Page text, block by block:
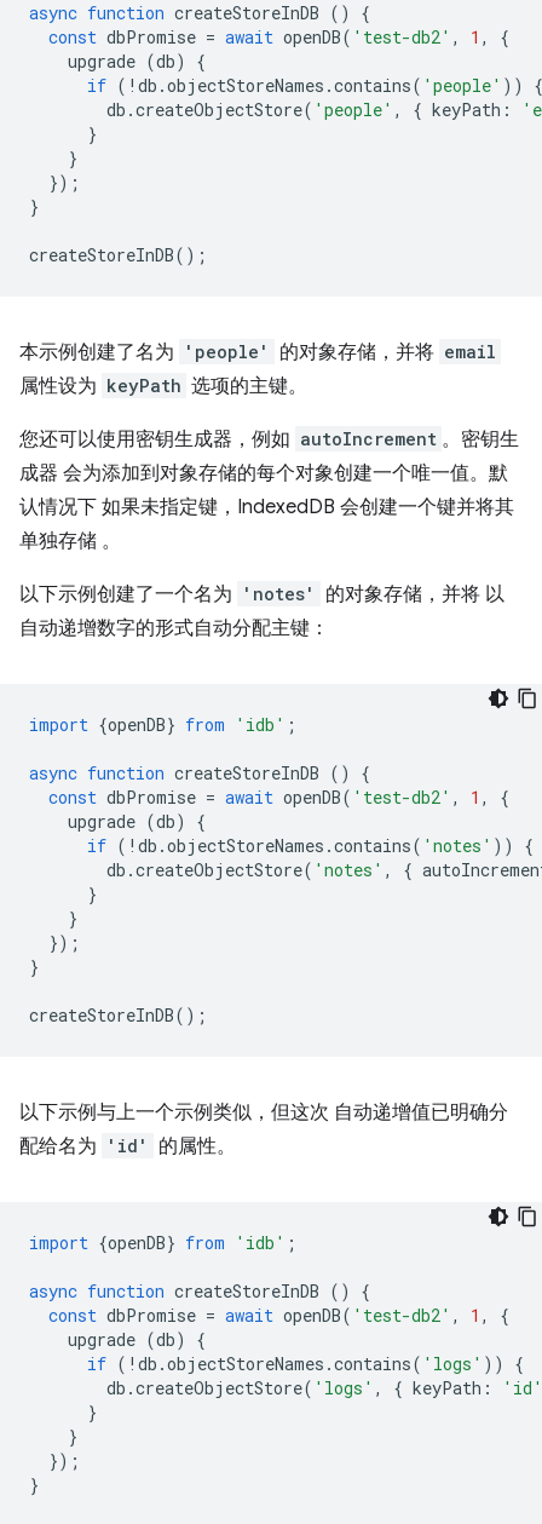
async function createStoreInDB ()
{
const dbPromise = await openDB( 'test-db2' , 1 ,
{
upgrade (db)
{
if ( ! db .objectStoreNames .contains( 'people' ))
{
db .createObjectStore( 'people' , { keyPath :
}
}
});
}
createStoreInDB();
本示例创建了名为 'people' 的对象存储，并将 email
属性设为 keyPath 选项的主键。
您还可以使用密钥生成器，例如 autoIncrement 。密钥生
成器 会为添加到对象存储的每个对象创建一个唯一值。默
认情况下 如果未指定键，IndexedDB 会创建一个键并将其
单独存储 。
以下示例创建了一个名为 'notes'
的对象存储，并将 以
自动递增数字的形式自动分配主键：
import {openDB} from 'idb' ;
async function createStoreInDB ()
{
const dbPromise = await openDB( 'test-db2' , 1 ,
{
upgrade (db)
{
if ( ! db .objectStoreNames .contains( 'notes' ))
{
db .createObjectStore( 'notes' , {
}
}
});
}
createStoreInDB();
以下示例与上一个示例类似，但这次 自动递增值已明确分
配给名为
'id' 的属性。
import {openDB} from 'idb' ;
async function createStoreInDB ()
{
const dbPromise = await openDB( 'test-db2' , 1 ,
{
upgrade (db)
{
if ( ! db .objectStoreNames .contains( 'logs' ))
{
db .createObjectStore( 'logs' , { keyPath :
'id'
}
}
});
}